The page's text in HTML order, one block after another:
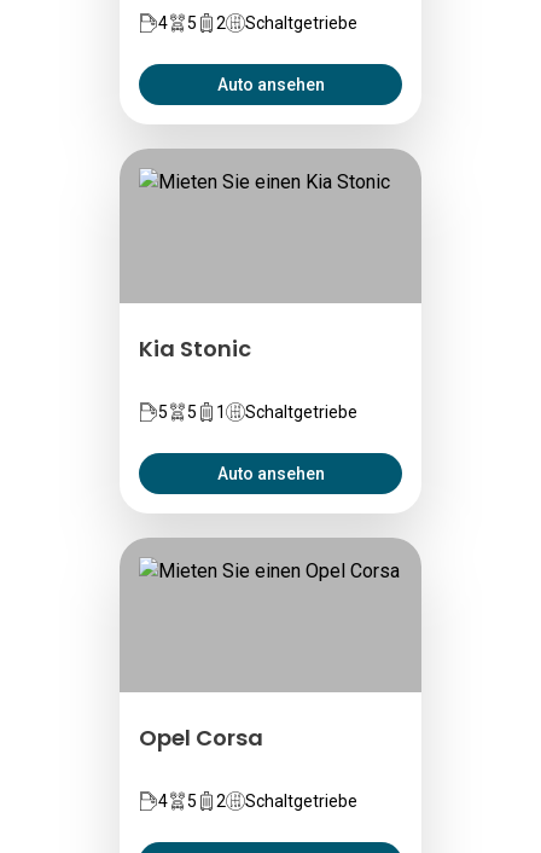
4 5 2 Schaltgetriebe
Auto ansehen
Kia Stonic
5 5 1 Schaltgetriebe
Auto ansehen
Opel Corsa
4 5 2 Schaltgetriebe